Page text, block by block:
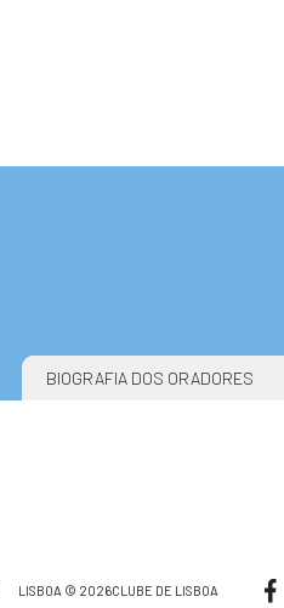
BIOGRAFIA DOS ORADORES
LISBOA © 2026CLUBE DE LISBOA